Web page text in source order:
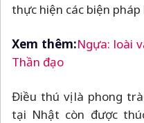
thực hiện các biện
Xem thêm:Ngựa: loài
Thần đạo
Điều thú vị là phong
tại Nhật còn được